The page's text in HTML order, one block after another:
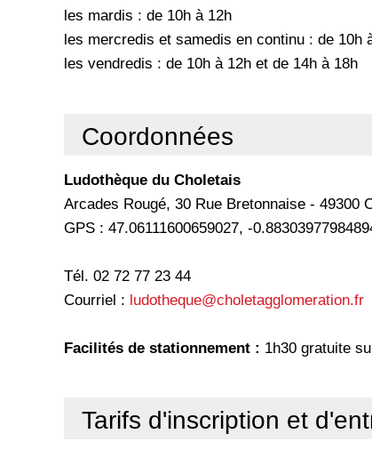
les mardis : de 10h à 12h
les mercredis et samedis en continu : de 10h
les vendredis : de 10h à 12h et de 14h à 18h
Coordonnées
Ludothèque du Choletais
Arcades Rougé, 30 Rue Bretonnaise - 49300
GPS : 47.06111600659027, -
Tél. 02 72 77 23 44
Courriel : ludotheque@choletagglomeration.fr
Facilités de stationnement : 1h30 gratuite
Tarifs d'inscription et